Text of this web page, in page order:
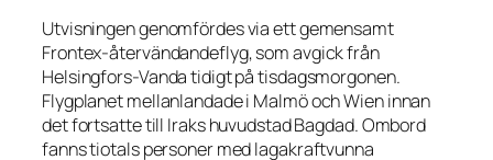
Utvisningen genomfördes via ett gemensamt
Frontex-återvändandeflyg, som avgick från
Helsingfors-Vanda tidigt på tisdagsmorgonen.
Flygplanet mellanlandade i Malmö och Wien innan
det fortsatte till Iraks huvudstad Bagdad. Ombord
fanns tiotals personer med lagakraftvunna